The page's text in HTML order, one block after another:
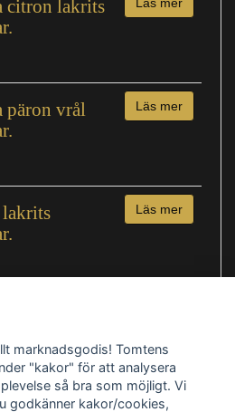
citron lakrits
päron vrål
Läs mer
Läs mer
marknadsgodis! Tomtens
"kakor" för att analysera
så bra som möjligt. Vi
godkänner kakor/cookies,